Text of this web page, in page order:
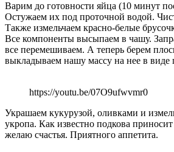
Варим до готовности яйца (10 минут
Остужаем их под проточной водой.
Также измельчаем красно-белые
Все компоненты высыпаем в чашу.
все перемешиваем. А теперь берем
выкладываем нашу массу на нее в виде
https://youtu.be/07O9ufwvmr0
Украшаем кукурузой, оливками и
укропа. Как известно подкова
желаю счастья. Приятного аппетита.